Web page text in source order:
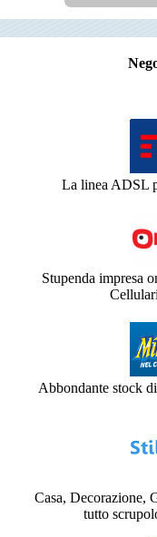
La linea ADSL
Stupenda impresa
Abbondante stock
Casa, Decorazione,
tutto